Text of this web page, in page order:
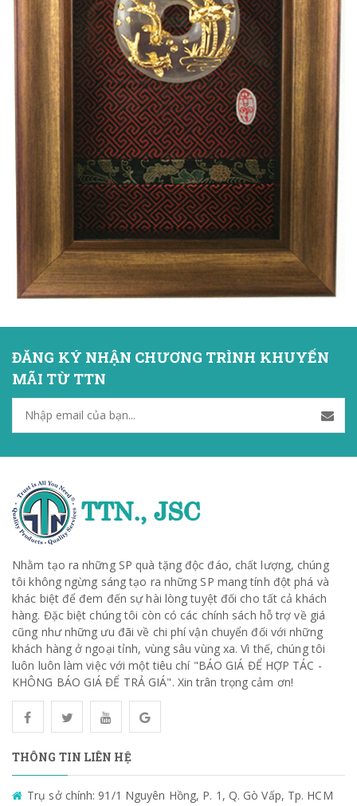
ĐĂNG KÝ NHẬN CHƯƠNG TRÌNH KHUYẾN
MÃI TỪ TTN
Nhằm tạo ra những SP quà tặng độc đáo, chất lượng, chúng
tôi không ngừng sáng tạo ra những SP mang tính đột phá và
khác biệt để đem đến sự hài lòng tuyệt đối cho tất cả khách
hàng. Đặc biệt chúng tôi còn có các chính sách hỗ trợ về giá
cũng như những ưu đãi về chi phí vận chuyển đối với những
khách hàng ở ngoại tỉnh, vùng sâu vùng xa. Vì thế, chúng tôi
luôn luôn làm việc với một tiêu chí "BÁO GIÁ ĐỂ HỢP TÁC -
KHÔNG BÁO GIÁ ĐỂ TRẢ GIÁ". Xin trân trọng cảm ơn!
THÔNG TIN LIÊN HỆ
Trụ sở chính: 91/1 Nguyên Hồng, P. 1, Q. Gò Vấp, Tp. HCM